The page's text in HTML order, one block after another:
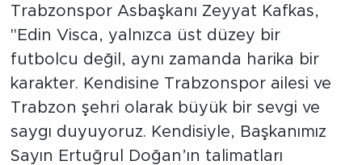
Trabzonspor Asbaşkanı Zeyyat Kafkas,
"Edin Visca, yalnızca üst düzey bir
futbolcu değil, aynı zamanda harika bir
karakter. Kendisine Trabzonspor ailesi ve
Trabzon şehri olarak büyük bir sevgi ve
saygı duyuyoruz. Kendisiyle, Başkanımız
Sayın Ertuğrul Doğan’ın talimatları